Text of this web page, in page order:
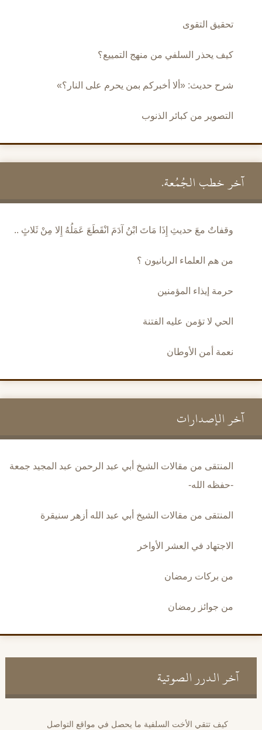
تحقيق التقوى
كيف يحذر السلفي من منهج التمييع؟
شرح حديث: «ألا أخبركم بمن يحرم على النار؟»
التصوير من كبائر الذنوب
آخر خطب الجُمُعة.
وقفاتٌ معَ حديثِ إِذَا مَاتَ ابْنُ آدَمَ انْقَطَعَ عَمَلُهُ إِلا مِنْ ثَلاثٍ ..
من هم العلماء الربانيون ؟
حرمة إيذاء المؤمنين
الحي لا تؤمن عليه الفتنة
نعمة أمن الأوطان
آخر الإصدارات
المنتقى من مقالات الشيخ أبي عبد الرحمن عبد المجيد جمعة
-حفظه الله-
المنتقى من مقالات الشيخ أبي عبد الله أزهر سنيقرة
الاجتهاد في العشر الأواخر
من بركات رمضان
من جوائز رمضان
آخر الدرر الصوتية
كيف تتقي الأخت السلفية ما يحصل في مواقع التواصل